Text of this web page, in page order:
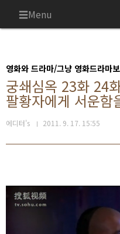
Menu
영화와 드라마/그냥 영화드라마
궁쇄심옥 23화 24
팔황자에게 서운함
에디터's 2011. 9. 17. 15:55